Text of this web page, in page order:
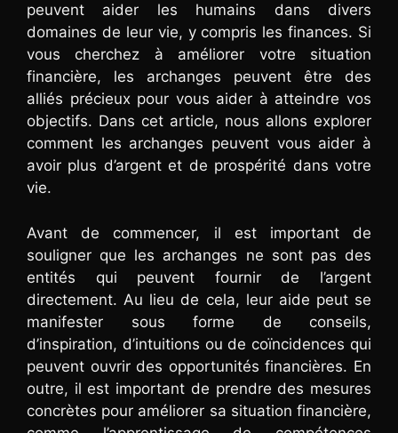
peuvent aider les humains dans divers
domaines de leur vie, y compris les finances. Si
vous cherchez à améliorer votre situation
financière, les archanges peuvent être des
alliés précieux pour vous aider à atteindre vos
objectifs. Dans cet article, nous allons explorer
comment les archanges peuvent vous aider à
avoir plus d’argent et de prospérité dans votre
vie.
Avant de commencer, il est important de
souligner que les archanges ne sont pas des
entités qui peuvent fournir de l’argent
directement. Au lieu de cela, leur aide peut se
manifester sous forme de conseils,
d’inspiration, d’intuitions ou de coïncidences qui
peuvent ouvrir des opportunités financières. En
outre, il est important de prendre des mesures
concrètes pour améliorer sa situation financière,